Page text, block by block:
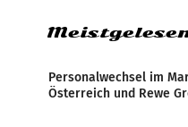
Personalwechsel im
Österreich und Rewe